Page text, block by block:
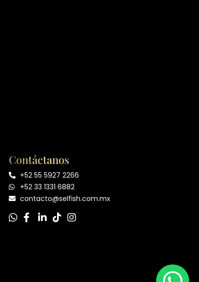
Contáctanos
+52 55 5927 2266
+52 33 1331 6882
contacto@selfish.com.mx